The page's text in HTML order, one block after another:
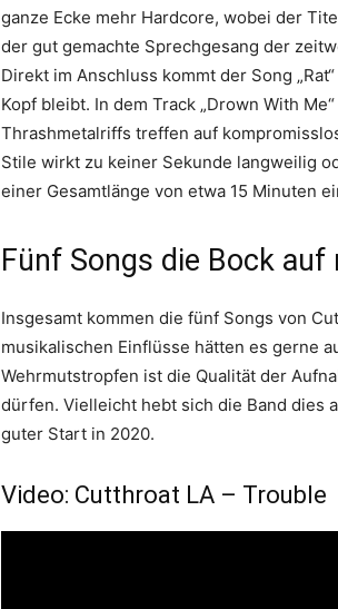
ganze Ecke mehr Hardcore, wobei der
der gut gemachte Sprechgesang der
Direkt im Anschluss kommt der Song
Kopf bleibt. In dem Track „Drown With
Thrashmetalriffs treffen auf
Stile wirkt zu keiner Sekunde langweilig
einer Gesamtlänge von etwa 15 Minuten
Fünf Songs die Bock auf
Insgesamt kommen die fünf Songs von
musikalischen Einflüsse hätten es gerne
Wehrmutstropfen ist die Qualität der
dürfen. Vielleicht hebt sich die Band dies
guter Start in 2020.
Video: Cutthroat LA – Trouble